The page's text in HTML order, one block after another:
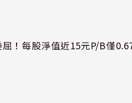
屈！每股淨值近15元P/B僅